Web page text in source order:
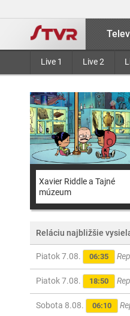
Live 1 Live 2
Xavier Riddle a Tajné
múzeum
Reláciu najbližšie
Piatok 7.08. 06:35
Piatok 7.08. 18:50
Sobota 8.08. 06:10